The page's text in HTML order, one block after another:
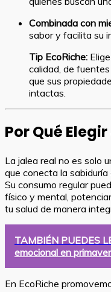
Combinada con
sabor y facilita su
Tip EcoRiche:
calidad, de
que sus
intactas.
Por Qué
La jalea real no es solo
que conecta la
Su consumo regular
físico y mental,
tu salud de manera
TAMBIÉN PUEDES
emocional en
En EcoRiche